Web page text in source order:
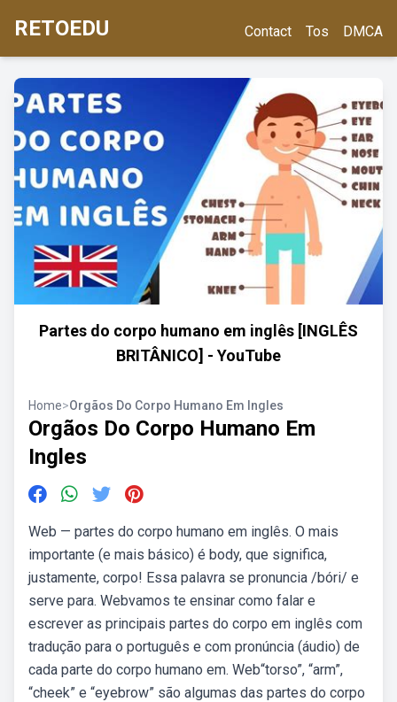
RETOEDU Contact Tos DMCA
Partes do corpo humano em inglês [INGLÊS
BRITÂNICO] - YouTube
Home>Orgãos Do Corpo Humano Em Ingles
Orgãos Do Corpo Humano Em
Ingles
Web — partes do corpo humano em inglês. O mais
importante (e mais básico) é body, que significa,
justamente, corpo! Essa palavra se pronuncia /bóri/ e
serve para. Webvamos te ensinar como falar e
escrever as principais partes do corpo em inglês com
tradução para o português e com pronúncia (áudio) de
cada parte do corpo humano em. Web“torso”, “arm”,
“cheek” e “eyebrow” são algumas das partes do corpo